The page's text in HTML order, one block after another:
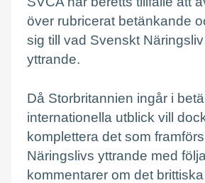
över rubricerat betänkande
sig till vad Svenskt
yttrande.
Då Storbritannien ingår i
internationella utblick vill
komplettera det som
Näringslivs yttrande med
kommentarer om det